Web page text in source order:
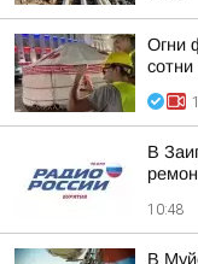
Огни
В
10:48
В